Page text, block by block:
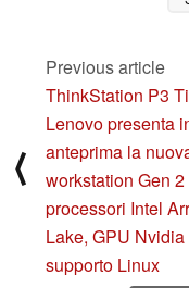
⟨
Previous article
ThinkStation P3
Lenovo presenta
anteprima la
workstation Gen 2
processori Intel
Lake, GPU
supporto Linux